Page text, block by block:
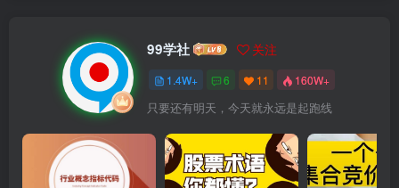
99学社 关注
1.4W+ 6 11 160W+
只要还有明天，今天就永远是起跑线